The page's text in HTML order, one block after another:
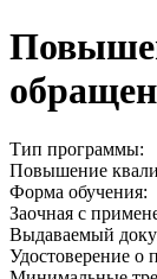
Тип программы:
Повышение
Форма обучения:
Заочная с
Выдаваемый
Удостоверение о